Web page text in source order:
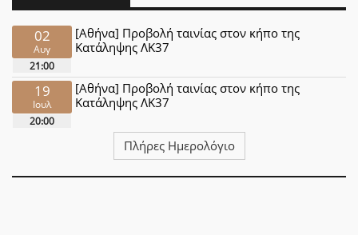
02
Αυγ
21:00
[Αθήνα] Προβολή ταινίας στον κήπο της
Κατάληψης ΛΚ37
19
Ιουλ
20:00
[Αθήνα] Προβολή ταινίας στον κήπο της
Κατάληψης ΛΚ37
Πλήρες Ημερολόγιο